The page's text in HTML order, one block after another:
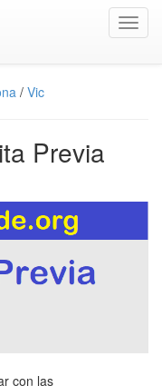
/ Vic
Previa
con las